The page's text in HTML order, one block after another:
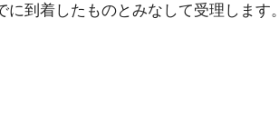
着したものとみなして受理します。